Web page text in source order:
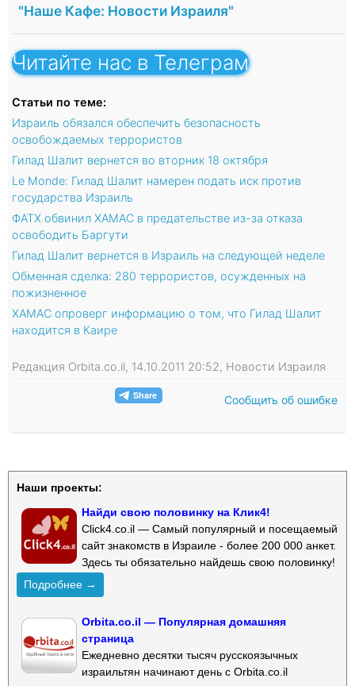
"Наше Кафе: Новости Израиля"
Читайте нас в Телеграм
Статьи по теме:
Израиль обязался обеспечить безопасность
освобождаемых террористов
Гилад Шалит вернется во вторник 18 октября
Le Monde: Гилад Шалит намерен подать иск против
государства Израиль
ФАТХ обвинил ХАМАС в предательстве из-за отказа
освободить Баргути
Гилад Шалит вернется в Израиль на следующей неделе
Обменная сделка: 280 террористов, осужденных на
пожизненное
ХАМАС опроверг информацию о том, что Гилад Шалит
находится в Каире
Редакция Orbita.co.il, 14.10.2011 20:52, Новости Израиля
Сообщить об ошибке
Наши проекты:
Найди свою половинку на Клик4!
Click4.co.il — Самый популярный и посещаемый
сайт знакомств в Израиле - более 200 000 анкет.
Здесь ты обязательно найдешь свою половинку!
Подробнее →
Orbita.co.il — Популярная домашняя
страница
Ежедневно десятки тысяч русскоязычных
израильтян начинают день с Orbita.co.il